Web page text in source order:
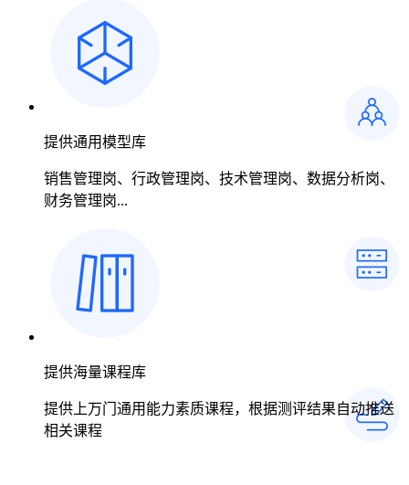
提供通用模型库
销售管理岗、行政管理岗、技术管理岗、数据分析岗、
财务管理岗...
提供海量课程库
提供上万门通用能力素质课程，根据测评结果自动推送
相关课程